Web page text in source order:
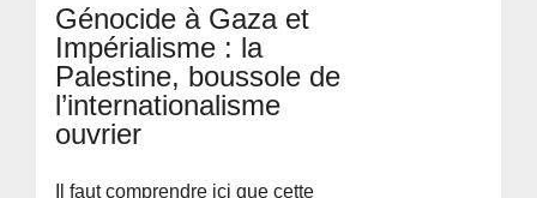
Génocide à Gaza et
Impérialisme : la
Palestine, boussole de
l’internationalisme
ouvrier
Il faut comprendre ici que cette